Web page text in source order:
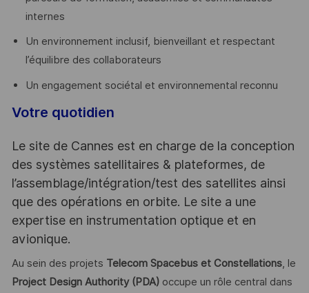
internes
Un environnement inclusif, bienveillant et respectant
l’équilibre des collaborateurs
Un engagement sociétal et environnemental reconnu
Votre quotidien
Le site de Cannes est en charge de la conception
des systèmes satellitaires & plateformes, de
l’assemblage/intégration/test des satellites ainsi
que des opérations en orbite. Le site a une
expertise en instrumentation optique et en
avionique.
Au sein des projets Telecom Spacebus et Constellations, le
Project Design Authority (PDA)occupe un rôle central dans